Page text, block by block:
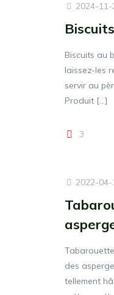
2024-11-
Biscuits au
laissez-les
servir au
Produit[…]
3
2022-04-
des
tellement